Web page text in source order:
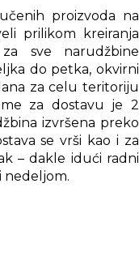
proizvoda na
prilikom kreiranja
sve narudžbine
do petka, okvirni
za celu teritoriju
za dostavu je 2
izvršena preko
se vrši kao i za
– dakle idući radni
nedeljom.